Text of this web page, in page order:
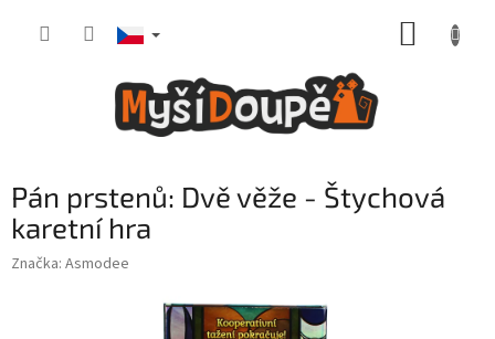
Pán prstenů: Dvě věže - Štychová
karetní hra
Značka: Asmodee